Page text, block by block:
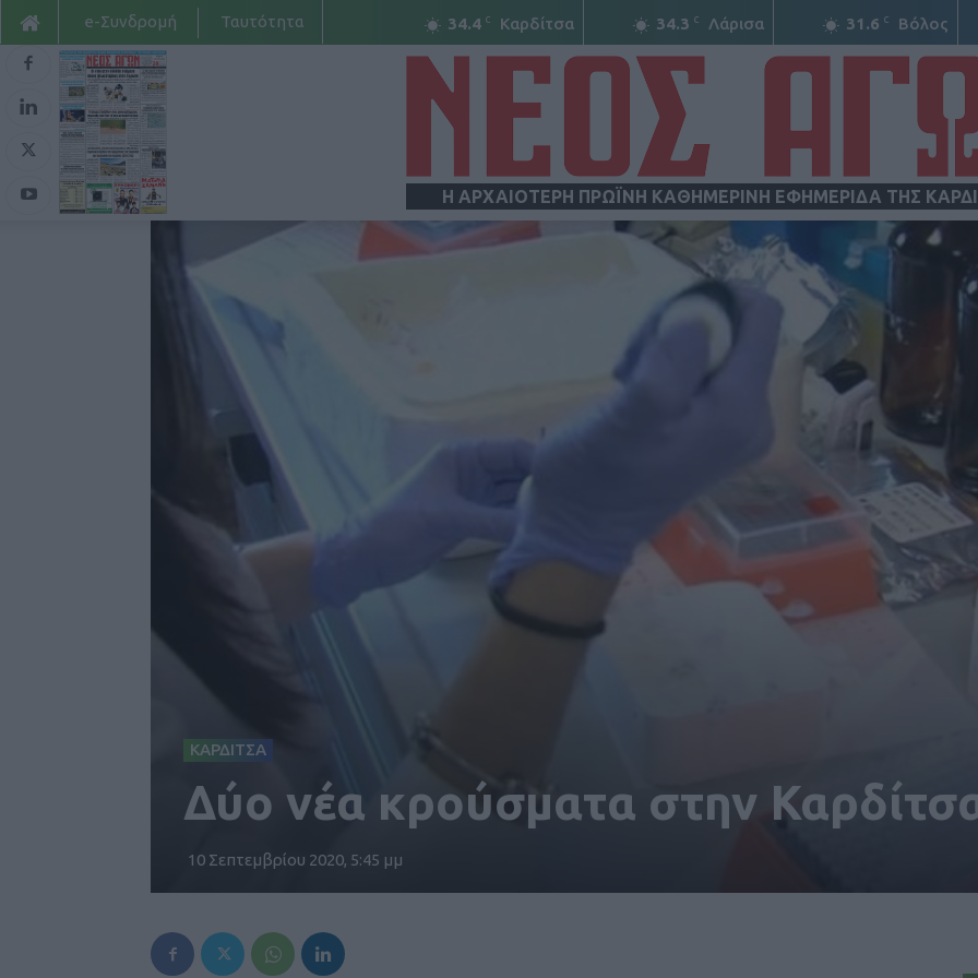
34.4 C Καρδίτσα 34.3 C Λάρισα 31.6 C Βόλος
e-Συνδρομή Ταυτότητα
Η ΑΡΧΑΙΟΤΕΡΗ ΠΡΩΪΝΗ ΚΑΘΗΜΕΡΙΝΗ ΕΦΗΜΕΡΙΔΑ ΤΗΣ
ΝΕΟΣ
ΚΑΡΔΙΤΣΑ
Δύο νέα κρούσματα στην
10 Σεπτεμβρίου 2020, 5:45 μμ